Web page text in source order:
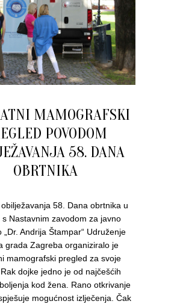
MAMOGRAFSKI
POVODOM
58. DANA
OBRTNIKA
58. Dana obrtnika u
s Nastavnim zavodom za javno
„Dr. Andrija Štampar“ Udruženje
grada Zagreba organiziralo je
mamografski pregled za svoje
dojke jedno je od najčešćih
kod žena. Rano otkrivanje
mogućnost izlječenja. Čak